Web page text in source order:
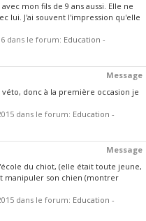
mon fils de 9 ans aussi. Elle ne
lui. J'ai souvent l'impression qu'elle
dans le forum: Education -
Message
donc à la première occasion je
dans le forum: Education -
Message
du chiot, (elle était toute jeune,
manipuler son chien (montrer
dans le forum: Education -